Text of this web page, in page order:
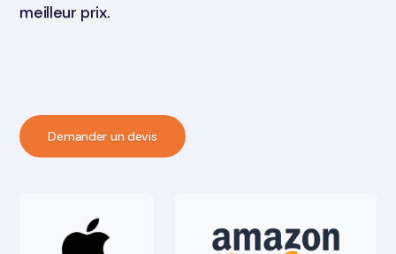
meilleur prix.
Demander un devis